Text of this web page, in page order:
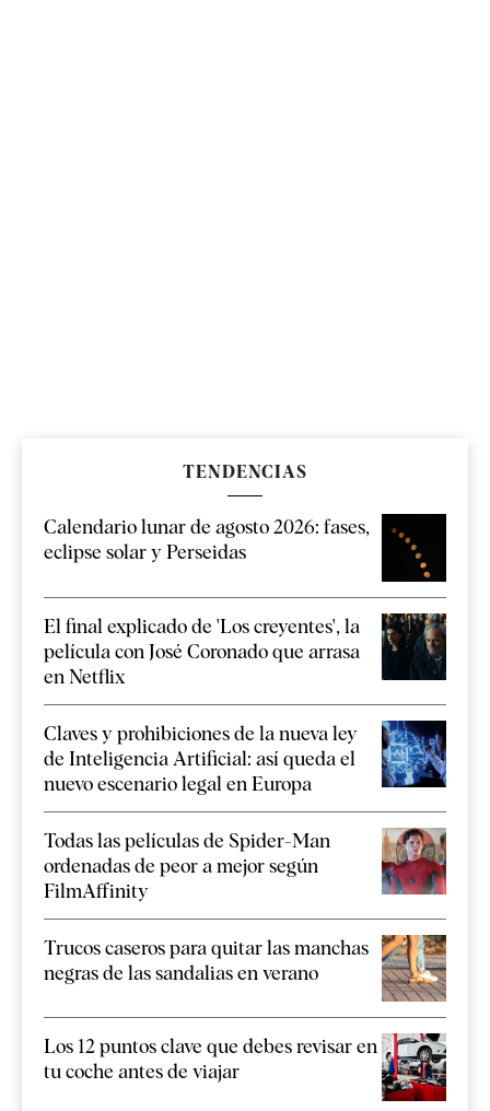
TENDENCIAS
Calendario lunar de agosto 2026: fases,
eclipse solar y Perseidas
El final explicado de 'Los creyentes', la
película con José Coronado que arrasa
en Netflix
Claves y prohibiciones de la nueva ley
de Inteligencia Artificial: así queda el
nuevo escenario legal en Europa
Todas las películas de Spider-Man
ordenadas de peor a mejor según
FilmAffinity
Trucos caseros para quitar las manchas
negras de las sandalias en verano
Los 12 puntos clave que debes revisar en
tu coche antes de viajar